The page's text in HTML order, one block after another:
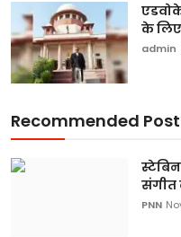
के
admin
Recommended
संगीत
PNN